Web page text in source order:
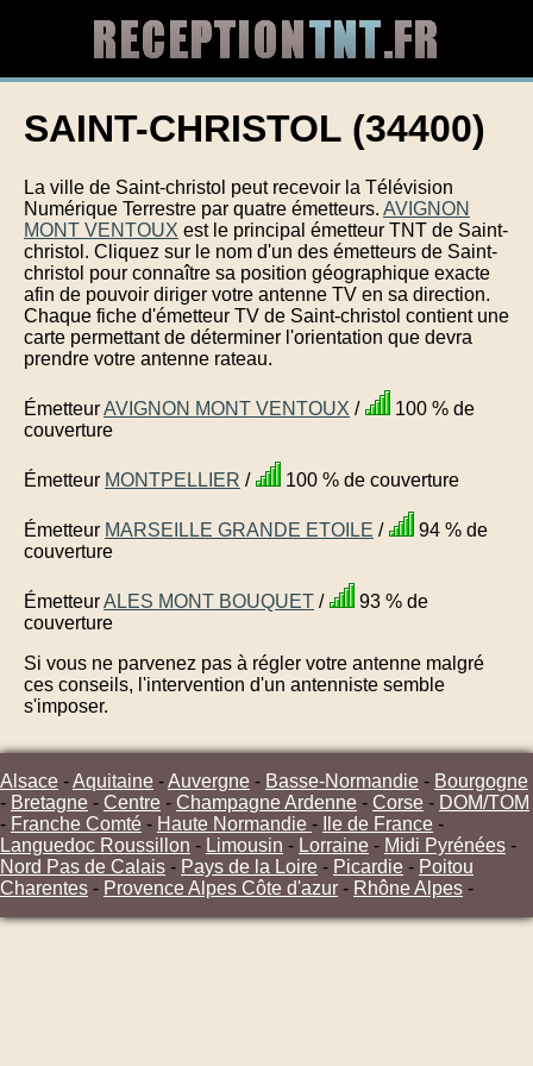
SAINT-CHRISTOL (34400)
La ville de Saint-christol peut recevoir la Télévision
Numérique Terrestre par quatre émetteurs. AVIGNON
MONT VENTOUX est le principal émetteur TNT de Saint-
christol. Cliquez sur le nom d'un des émetteurs de Saint-
christol pour connaître sa position géographique exacte
afin de pouvoir diriger votre antenne TV en sa direction.
Chaque fiche d'émetteur TV de Saint-christol contient une
carte permettant de déterminer l'orientation que devra
prendre votre antenne rateau.
ÉmetteurAVIGNON MONT VENTOUX /
100 % de
couverture
Émetteur MONTPELLIER / 100 % de couverture
Émetteur MARSEILLE GRANDE ETOILE /
94 % de
couverture
ÉmetteurALES MONT BOUQUET /
93 % de
couverture
Si vous ne parvenez pas à régler votre antenne malgré
ces conseils, l'intervention d'un antenniste semble
s'imposer.
Alsace -Aquitaine -Auvergne - Basse-Normandie - Bourgogne
- Bretagne - Centre - Champagne Ardenne - Corse - DOM/TOM
- Franche Comté - Haute Normandie - Ile de France -
Languedoc Roussillon - Limousin - Lorraine - Midi Pyrénées -
Nord Pas de Calais - Pays de la Loire - Picardie - Poitou
Charentes - Provence Alpes Côte d'azur - Rhône Alpes -